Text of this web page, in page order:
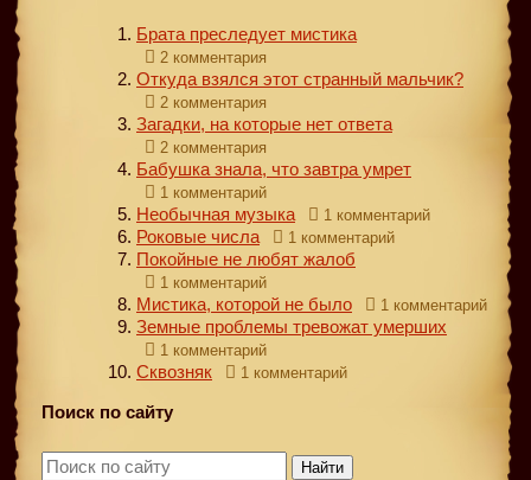
Брата преследует мистика
2 комментария
Откуда взялся этот странный мальчик?
2 комментария
Загадки, на которые нет ответа
2 комментария
Бабушка знала, что завтра умрет
1 комментарий
Необычная музыка 1 комментарий
Роковые числа 1 комментарий
Покойные не любят жалоб
1 комментарий
Мистика, которой не было 1 комментарий
Земные проблемы тревожат умерших
1 комментарий
Сквозняк 1 комментарий
Поиск по сайту
Найти